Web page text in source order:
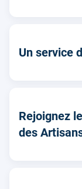
Un service
Rejoignez
des